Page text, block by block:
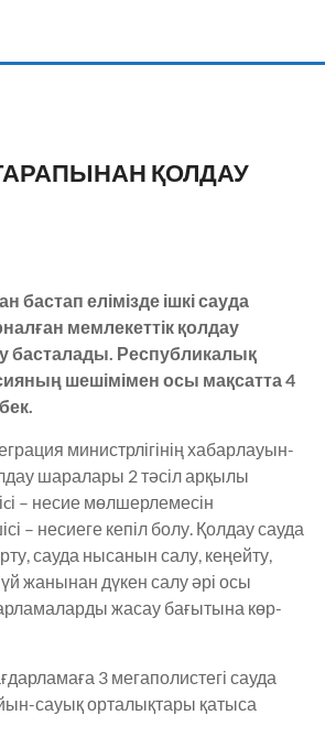
ҚОЛДАУ
бастап елімізде ішкі сауда
мемлекеттік қолдау
басталады. Республикалық
шешімімен осы мақсатта 4
министрлігінің хабар­лауын­­­
шаралары 2 тәсіл арқы­лы
– несие мөлшерлемесін
– несиеге кепіл болу. Қолдау сауда
сауда нысанын салу, кеңейту,
жанынан дүкен салу әрі осы
жасау бағытына көр­
3 мегаполистегі сауда
сауық орталықтары қатыса